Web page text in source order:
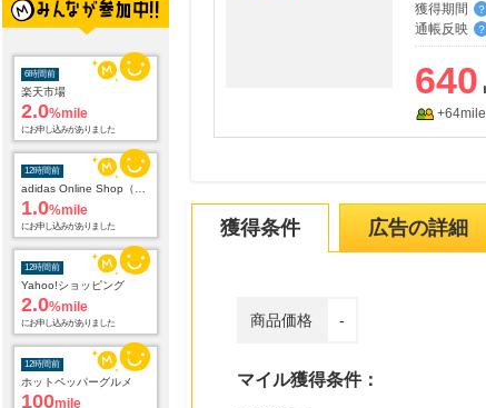
楽天市場
2.0%mile
にお申し込みがありました
adidas Online Shop（アディダスオンラインショップ）
1.0
にお申し込みがありました
Yahoo!ショッピング
2.0 %mile
にお申し込みがありました
ホットペッパーグルメ
100 mile
獲得期間
？
通帳反映
？
640
+64mile
獲得条件 広告の詳細
商品価格 -
マイル獲得条件：